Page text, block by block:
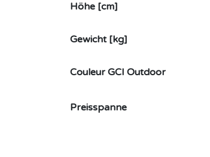
Höhe [cm]
Gewicht [kg]
Couleur GCI Outdoor
Preisspanne